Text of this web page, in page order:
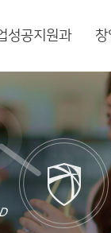
성공지원과